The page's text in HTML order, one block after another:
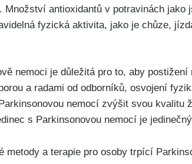
Množství antioxidantů v potravinách
fyzická aktivita, jako je chůze,
nemoci je důležitá pro to, aby
a radami od odborníků, osvojení
nemocí zvýšit svou kvalitu
s Parkinsonovou nemocí je